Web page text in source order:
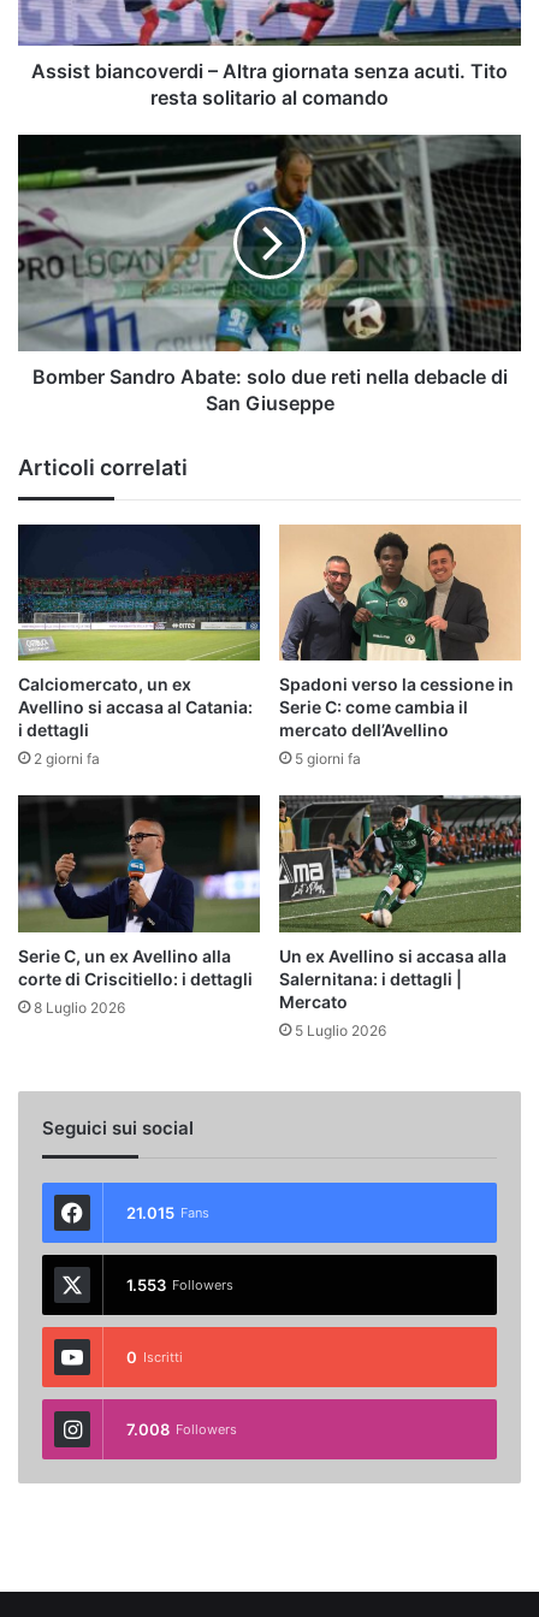
Tito
resta
solitario
Assist biancoverdi – Altra giornata senza acuti. Tito
resta solitario al comando
Sandro
Abate:
solo
due
reti
nella
debacle
di
SanBomber Sandro Abate: solo due reti nella debacle di
San Giuseppe
Articoli correlati
Calciomercato, un ex
Avellino si accasa al Catania:
i dettagli
2 giorni fa
Spadoni verso la cessione in
Serie C: come cambia il
mercato dell’Avellino
5 giorni fa
Serie C, un ex Avellino alla
corte di Criscitiello: i dettagli
8 Luglio 2026
Un ex Avellino si accasa alla
Salernitana: i dettagli |
Mercato
5 Luglio 2026
Seguici sui social
21.015 Fans
1.553 Followers
0 Iscritti
7.008 Followers